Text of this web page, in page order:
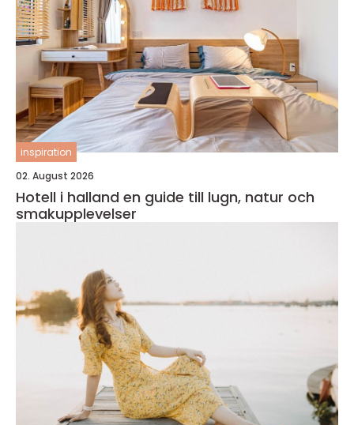
inspiration
02. August 2026
Hotell i halland en guide till lugn, natur och
smakupplevelser